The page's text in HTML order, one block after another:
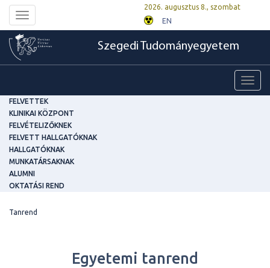
Toggle
navigation
2026. augusztus 8., szombat
EN
Szegedi Tudományegyetem
FELVETTEK
KLINIKAI KÖZPONT
FELVÉTELIZŐKNEK
FELVETT HALLGATÓKNAK
HALLGATÓKNAK
MUNKATÁRSAKNAK
ALUMNI
OKTATÁSI REND
Tanrend
Egyetemi tanrend